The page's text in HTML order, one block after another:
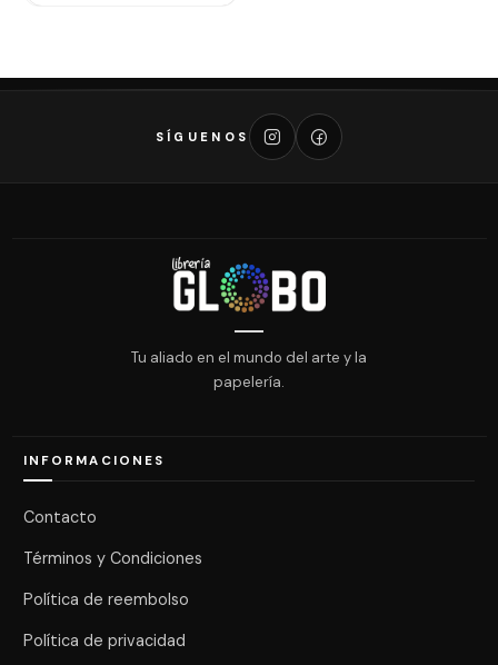
SÍGUENOS
Tu aliado en el mundo del arte y la
papelería.
INFORMACIONES
Contacto
Términos y Condiciones
Política de reembolso
Política de privacidad